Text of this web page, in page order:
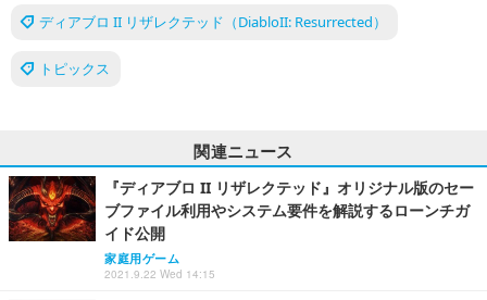
ディアブロ II リザレクテッド（DiabloII: Resurrected）
トピックス
関連ニュース
『ディアブロ II リザレクテッド』オリジナル版のセー
ブファイル利用やシステム要件を解説するローンチガ
イド公開
家庭用ゲーム
2021.9.22 Wed 14:15